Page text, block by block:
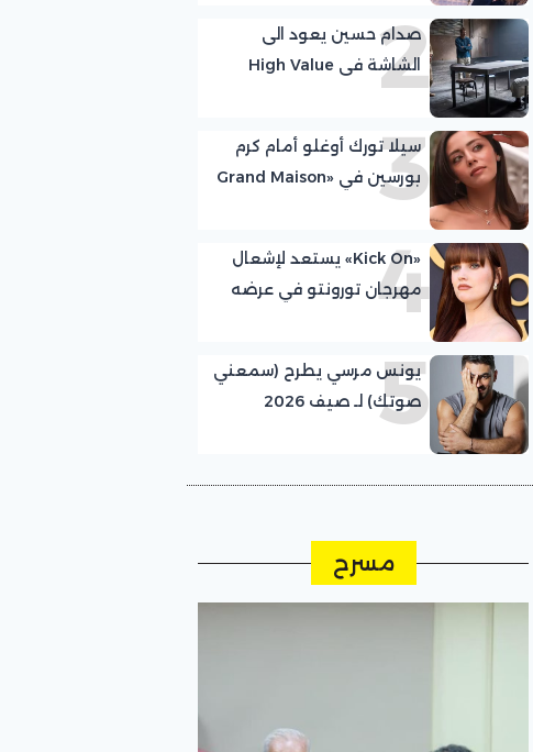
2
صدام حسين يعود الى
الشاشة فى High Value
3
سيلا تورك أوغلو أمام كرم
بورسين في «Grand Maison
4
«Kick On» يستعد لإشعال
مهرجان تورونتو في عرضه
5
يونس مرسي يطرح (سمعني
صوتك) لـ صيف 2026
مسرح